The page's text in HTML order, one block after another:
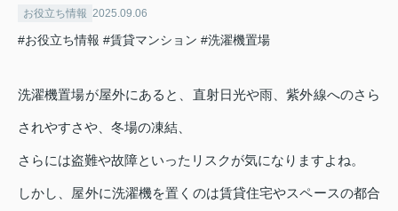
お役立ち情報 2025.09.06
#お役立ち情報 #賃貸マンション #洗濯機置場
洗濯機置場が屋外にあると、直射日光や雨、紫外線へのさら
されやすさや、冬場の凍結、
さらには盗難や故障といったリスクが気になりますよね。
しかし、屋外に洗濯機を置くのは賃貸住宅やスペースの都合